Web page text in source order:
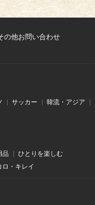
の他お問い合わせ
サッカー 韓流・アジア
品 ひとりを楽しむ
ロ・キレイ